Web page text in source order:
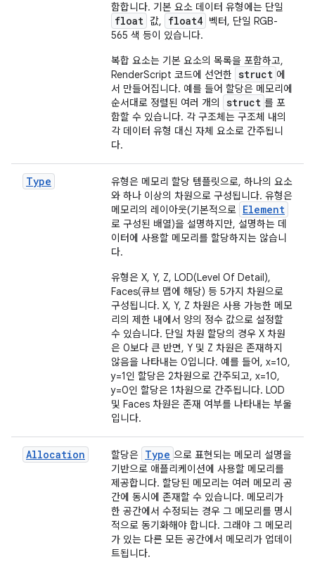
함합니다. 기본 요소 데이터 유형에는 단일
float 값, float4 벡터, 단일 RGB-
565 색 등이 있습니다.
복합 요소는 기본 요소의 목록을 포함하고,
RenderScript 코드에 선언한 struct 에
서 만들어집니다. 예를 들어 할당은 메모리에
순서대로 정렬된 여러 개의
struct 를 포
함할 수 있습니다. 각 구조체는 구조체 내의
각 데이터 유형 대신 자체 요소로 간주됩니
다.
Type
유형은 메모리 할당 템플릿으로, 하나의 요소
와 하나 이상의 차원으로 구성됩니다. 유형은
메모리의 레이아웃(기본적으로 Element
로 구성된 배열)을 설명하지만, 설명하는 데
이터에 사용할 메모리를 할당하지는 않습니
다.
유형은 X, Y, Z, LOD(Level Of Detail),
Faces(큐브 맵에 해당) 등 5가지 차원으로
구성됩니다. X, Y, Z 차원은 사용 가능한 메모
리의 제한 내에서 양의 정수 값으로 설정할
수 있습니다. 단일 차원 할당의 경우 X 차원
은 0보다 큰 반면, Y 및 Z 차원은 존재하지
않음을 나타내는 0입니다. 예를 들어, x=10,
y=1인 할당은 2차원으로 간주되고, x=10,
y=0인 할당은 1차원으로 간주됩니다. LOD
및 Faces 차원은 존재 여부를 나타내는 부울
입니다.
Allocation 할당은 Type 으로 표현되는 메모리 설명을
기반으로 애플리케이션에 사용할 메모리를
제공합니다. 할당된 메모리는 여러 메모리 공
간에 동시에 존재할 수 있습니다. 메모리가
한 공간에서 수정되는 경우 그 메모리를 명시
적으로 동기화해야 합니다. 그래야 그 메모리
가 있는 다른 모든 공간에서 메모리가 업데이
트됩니다.